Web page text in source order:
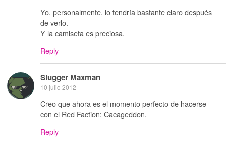
Yo, personalmente, lo tendría bastante claro después
de verlo.
Y la camiseta es preciosa.
Reply
Slugger Maxman
10 julio 2012
Creo que ahora es el momento perfecto de hacerse
con el Red Faction: Cacageddon.
Reply